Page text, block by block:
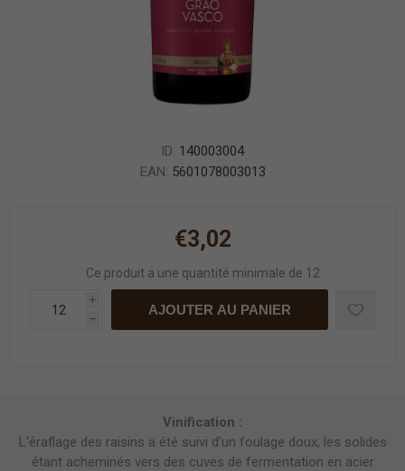
ID: 140003004
EAN: 5601078003013
€3,02
Ce produit a une quantité minimale de 12
i
h
AJOUTER AU PANIER
Vinification :
L'éraflage des raisins a été suivi d'un foulage doux, les solides
étant acheminés vers des cuves de fermentation en acier